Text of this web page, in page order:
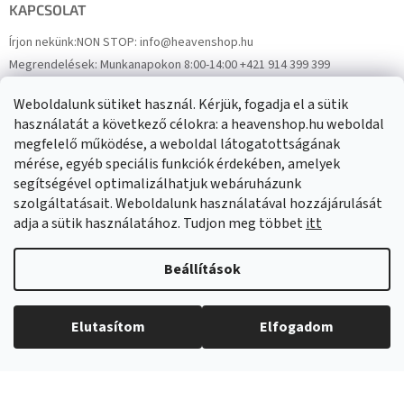
Weboldalunk sütiket használ. Kérjük, fogadja el a sütik
használatát a következő célokra: a heavenshop.hu weboldal
megfelelő működése, a weboldal látogatottságának
mérése, egyéb speciális funkciók érdekében, amelyek
segítségével optimalizálhatjuk webáruházunk
szolgáltatásait. Weboldalunk használatával hozzájárulását
adja a sütik használatához. Tudjon meg többetitt
Beállítások
Elutasítom Elfogadom
KAPCSOLAT
Írjon nekünk:NON STOP: info@heavenshop.hu
Megrendelések:Munkanapokon 8:00-14:00 +421 914 399 399
FacebookHeavenShop.sk
Eredményeink